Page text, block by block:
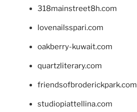
318mainstreet8h.com
lovenailsspari.com
oakberry-kuwait.com
quartzliterary.com
friendsofbroderickpark.com
studiopiattellina.com